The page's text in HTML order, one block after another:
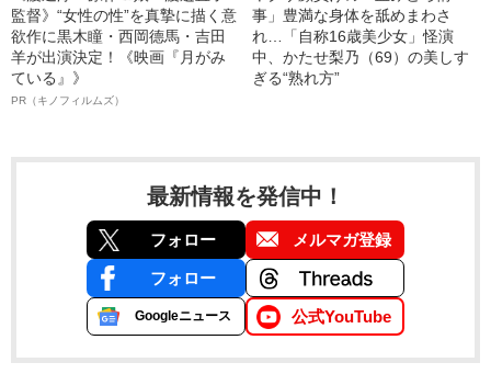
監督》“女性の性”を真摯に描く意
欲作に黒木瞳・西岡德馬・吉田
羊が出演決定！《映画『月がみ
ている』》
PR（キノフィルムズ）
事」豊満な身体を舐めまわさ
れ…「自称16歳美少女」怪演
中、かたせ梨乃（69）の美しす
ぎる“熟れ方”
最新情報を発信中！
フォロー メルマガ登録
フォロー
Googleニュース 公式YouTube